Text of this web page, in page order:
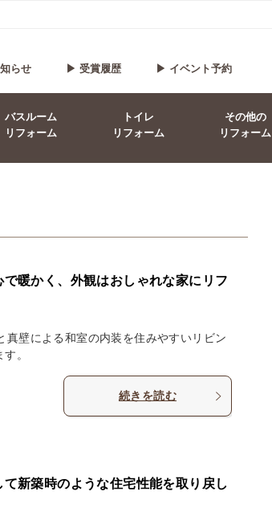
らせ ▶ 受賞履歴 ▶ イベント予約
バスルーム
リフォーム
トイレ
リフォーム
その他の
リフォーム
暖かく、外観はおしゃれな家にリフ
壁による和室の内装を住みやすいリビン
。
続きを読む
新築時のような住宅性能を取り戻し